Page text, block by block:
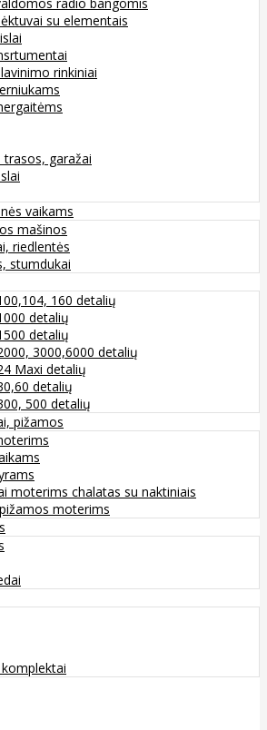
su elementais
rinkiniai
trasos, garažai
vaikams
mašinos
riedlentės
stumdukai
160 detalių
detalių
detalių
3000,6000 detalių
Maxi detalių
detalių
500 detalių
pižamos
moterims chalatas su naktiniais
moterims